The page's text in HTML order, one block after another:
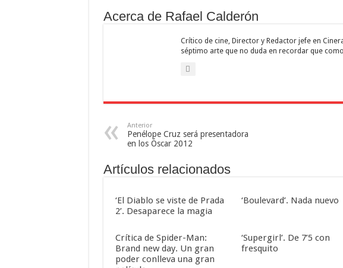
Acerca de Rafael Calderón
Crítico de cine, Director y Redactor jefe en
séptimo arte que no duda en recordar que
Anterior
Penélope Cruz será presentadora
en los Óscar 2012
Artículos relacionados
‘El Diablo se viste de Prada
2’. Desaparece la magia
‘Boulevard’. Nada nuevo
Crítica de Spider-Man:
Brand new day. Un gran
poder conlleva una gran
‘Supergirl’. De 7’5 con
fresquito